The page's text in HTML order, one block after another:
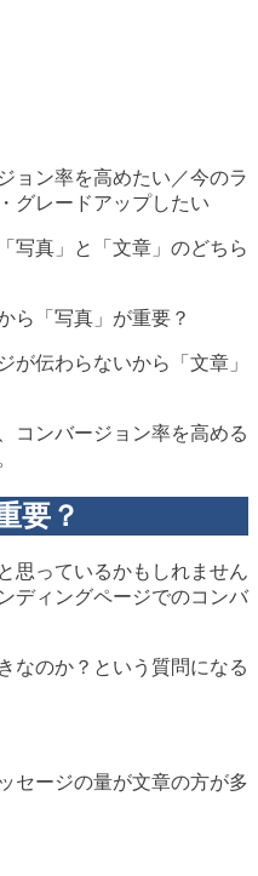
ョン率を高めたい／今のラ
グレードアップしたい
写真」と「文章」のどちら
ら「写真」が重要？
が伝わらないから「文章」
コンバージョン率を高める
要？
思っているかもしれません
ディングページでのコンバ
なのか？という質問になる
セージの量が文章の方が多